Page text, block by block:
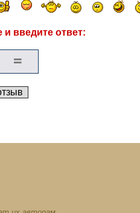
и введите ответ: